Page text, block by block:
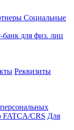
Cоциальные
банк для физ. лиц
Реквизиты
CRS Для